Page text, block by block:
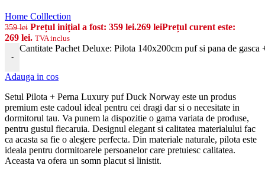
Home Colllection
359lei Prețul inițial a fost: 359 lei.269 leiPrețul curent este:
269 lei. TVA inclus
-
Cantitate Pachet Deluxe: Pilota 140x200cm puf si pana de gasca
Adauga in cos
Setul Pilota + Perna Luxury puf Duck Norway este un produs
premium este cadoul ideal pentru cei dragi dar si o necesitate in
dormitorul tau. Va punem la dispozitie o gama variata de produse,
pentru gustul fiecaruia. Designul elegant si calitatea materialului fac
ca acasta sa fie o alegere perfecta. Din materiale naturale, pilota este
ideala pentru dormitoarele persoanelor care pretuiesc calitatea.
Aceasta va ofera un somn placut si linistit.